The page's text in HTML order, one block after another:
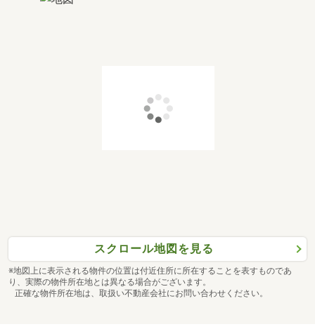
スクロール地図を見る
※地図上に表示される物件の位置は付近住所に所在することを表すものであ
り、実際の物件所在地とは異なる場合がございます。
正確な物件所在地は、取扱い不動産会社にお問い合わせください。